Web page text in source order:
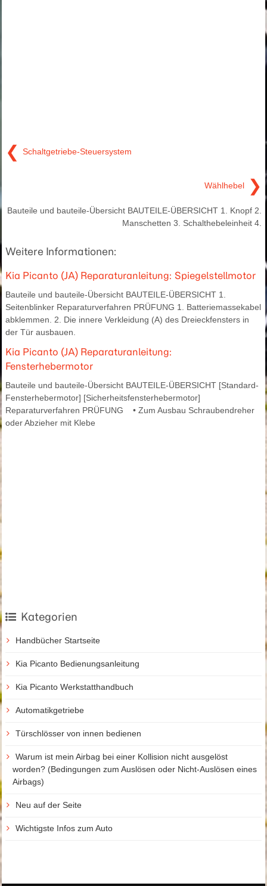
❮ Schaltgetriebe-Steuersystem
Wählhebel ❯
Bauteile und bauteile-Übersicht BAUTEILE-ÜBERSICHT 1. Knopf 2.
Manschetten 3. Schalthebeleinheit 4.
Weitere Informationen:
Kia Picanto (JA) Reparaturanleitung: Spiegelstellmotor
Bauteile und bauteile-Übersicht BAUTEILE-ÜBERSICHT 1.
Seitenblinker Reparaturverfahren PRÜFUNG 1. Batteriemassekabel
abklemmen. 2. Die innere Verkleidung (A) des Dreieckfensters in
der Tür ausbauen.
Kia Picanto (JA) Reparaturanleitung:
Fensterhebermotor
Bauteile und bauteile-Übersicht BAUTEILE-ÜBERSICHT [Standard-
Fensterhebermotor] [Sicherheitsfensterhebermotor]
Reparaturverfahren PRÜFUNG • Zum Ausbau Schraubendreher
oder Abzieher mit Klebe
Kategorien
Handbücher Startseite
Kia Picanto Bedienungsanleitung
Kia Picanto Werkstatthandbuch
Automatikgetriebe
Türschlösser von innen bedienen
Warum ist mein Airbag bei einer Kollision nicht ausgelöst
worden? (Bedingungen zum Auslösen oder Nicht-Auslösen eines
Airbags)
Neu auf der Seite
Wichtigste Infos zum Auto